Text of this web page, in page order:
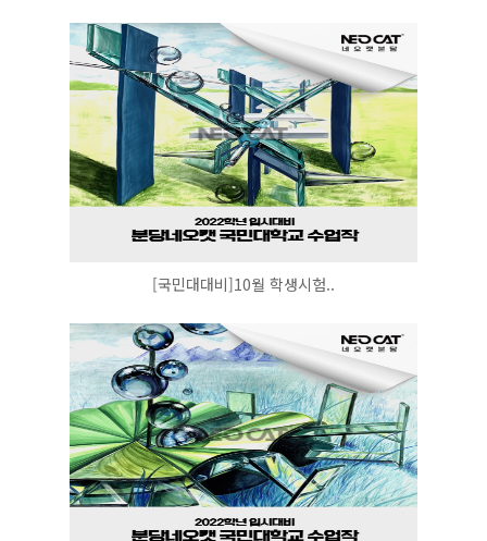
[국민대대비]10월 학생시험..